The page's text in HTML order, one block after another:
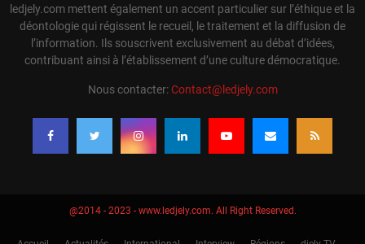
ledjely.com mettent également un accent particulier sur l’éthique et la
déontologie qui régissent le recueil, le traitement et la diffusion de
l’information. Ils souscrivent exclusivement au débat d’idées,
contribuant ainsi à l’établissement d’une culture démocratique.
Nous contacter:Contact@ledjely.com
@2014 - 2023 - www.ledjely.com. All Right Reserved.